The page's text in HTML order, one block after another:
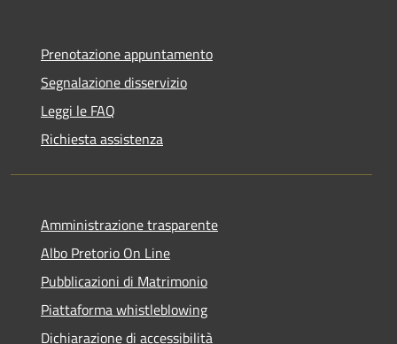
Prenotazione appuntamento
Segnalazione disservizio
Leggi le FAQ
Richiesta assistenza
Amministrazione trasparente
Albo Pretorio On Line
Pubblicazioni di Matrimonio
Piattaforma whistleblowing
Dichiarazione di accessibilità